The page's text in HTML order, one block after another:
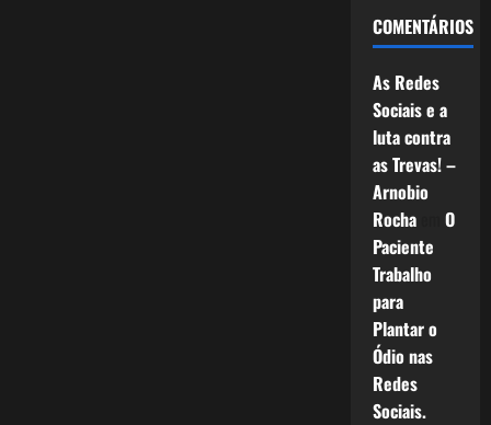
COMENTÁRIOS
As Redes
Sociais e a
luta contra
as Trevas! –
Arnobio
Rochaem O
Paciente
Trabalho
para
Plantar o
Ódio nas
Redes
Sociais.